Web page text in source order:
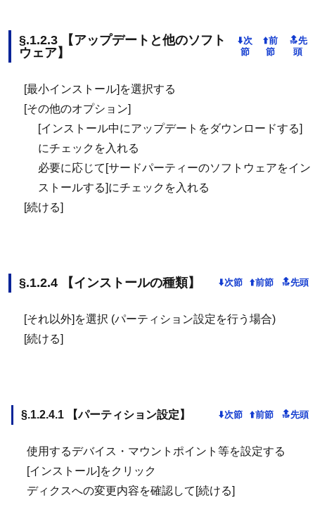
【アップデートと他のソフト
ウェア】
[最小インストール]を選択する
[その他のオプション]
[インストール中にアップデートをダウンロードする]
にチェックを入れる
必要に応じて[サードパーティーのソフトウェアをイン
ストールする]にチェックを入れる
[続ける]
【インストールの種類】
[それ以外]を選択 (パーティション設定を行う場合)
[続ける]
【パーティション設定】
使用するデバイス・マウントポイント等を設定する
[インストール]をクリック
ディクスへの変更内容を確認して[続ける]